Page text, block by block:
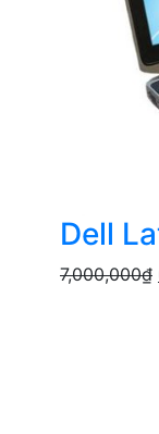
Dell
7,000,000₫